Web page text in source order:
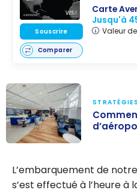
Carte
Jusqu'à
Valeur
Souscrire
Comparer
accéder aux
salons VIP
STRATÉGIES
L’embarquement de
s’est effectué à l’heure à